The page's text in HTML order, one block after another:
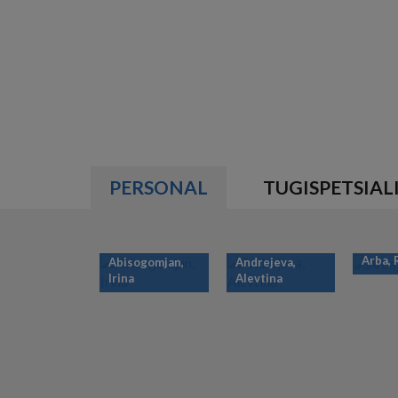
PERSONAL
Abisogomjan,
Irina
Andrejeva,
Alevtina
Arba,
PAGINATION